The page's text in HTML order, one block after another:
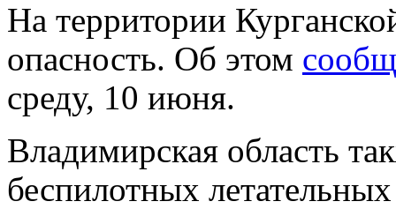
На территории
опасность. Об этом
среду, 10 июня.
Владимирская область
беспилотных